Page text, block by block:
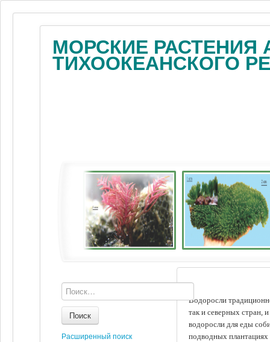
МОРСКИЕ РАСТЕНИЯ
ТИХООКЕАНСКОГО
Водоросли
так и северных стран,
водоросли для еды
подводных
Поиск
Расширенный поиск